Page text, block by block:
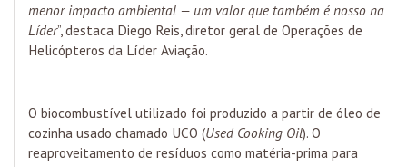
menor impacto ambiental — um valor que também é nosso na
Líder”, destaca Diego Reis, diretor geral de Operações de
Helicópteros da Líder Aviação.
O biocombustível utilizado foi produzido a partir de óleo de
cozinha usado chamado UCO (Used Cooking Oil). O
reaproveitamento de resíduos como matéria-prima para